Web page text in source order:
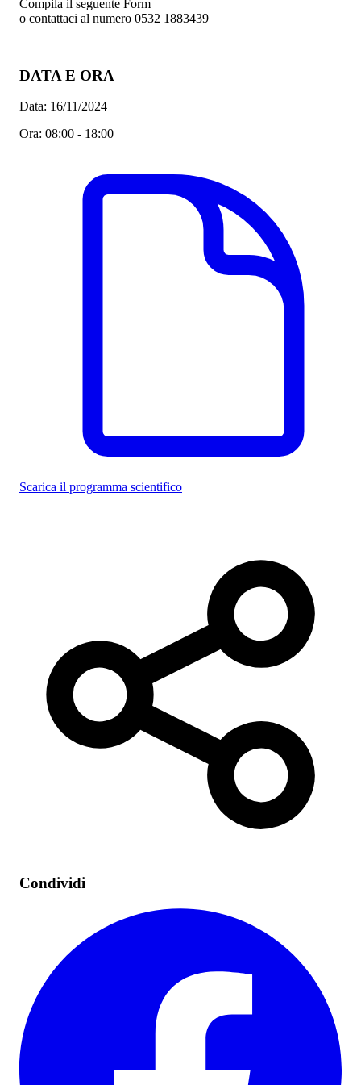
Compila il seguente Form
o contattaci al numero 0532 1883439
DATA E ORA
Data: 16/11/2024
Ora: 08:00 - 18:00
Scarica il programma scientifico
Condividi